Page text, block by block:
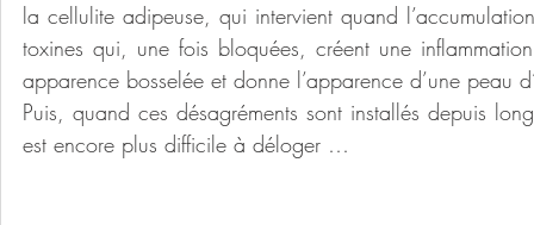
la cellulite adipeuse, qui intervient quand
toxines qui, une fois bloquées, créent une
apparence bosselée et donne l’apparence d’une peau
Puis, quand ces désagréments sont installés depuis
est encore plus difficile à déloger …